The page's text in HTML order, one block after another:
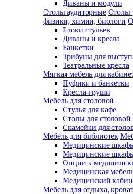
Диваны и модули
Столы аудиторные Столы
физики, химии, биологи
Блоки стульев
Диваны и кресла
Банкетки
Трибуны для
Театральные кресла
Мягкая мебель для
Пуфики и банкетки
Кресла-груши
Мебель для столовой
Cтулья для кафе
Cтолы для столовой
Скамейки для
Мебель для библиотек
Медицинские
Медицинские
Опции к
Медицинская мебель
Медицинский
Мебель для отдыха,